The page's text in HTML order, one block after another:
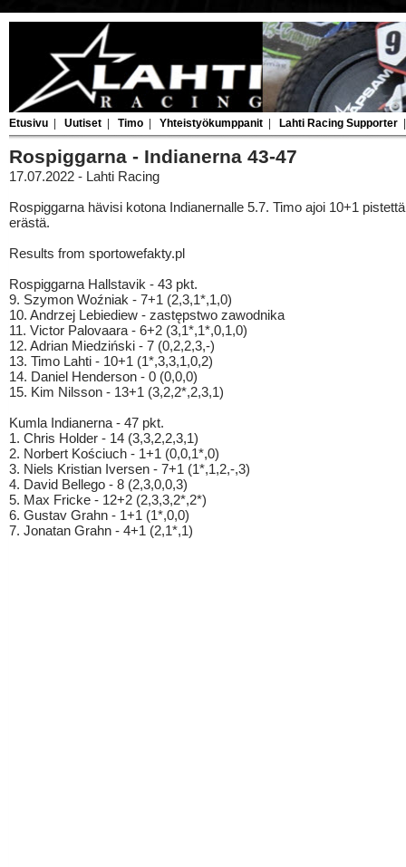
Etusivu Uutiset Timo Yhteistyökumppanit Lahti Racing Supporter
Rospiggarna - Indianerna 43-47
17.07.2022 - Lahti Racing
Rospiggarna hävisi kotona Indianernalle 5.7. Timo ajoi 10+1
erästä.
Results from sportowefakty.pl
Rospiggarna Hallstavik - 43 pkt.
9. Szymon Woźniak - 7+1 (2,3,1*,1,0)
10. Andrzej Lebiediew - zastępstwo zawodnika
11. Victor Palovaara - 6+2 (3,1*,1*,0,1,0)
12. Adrian Miedziński - 7 (0,2,2,3,-)
13. Timo Lahti - 10+1 (1*,3,3,1,0,2)
14. Daniel Henderson - 0 (0,0,0)
15. Kim Nilsson - 13+1 (3,2,2*,2,3,1)
Kumla Indianerna - 47 pkt.
1. Chris Holder - 14 (3,3,2,2,3,1)
2. Norbert Kościuch - 1+1 (0,0,1*,0)
3. Niels Kristian Iversen - 7+1 (1*,1,2,-,3)
4. David Bellego - 8 (2,3,0,0,3)
5. Max Fricke - 12+2 (2,3,3,2*,2*)
6. Gustav Grahn - 1+1 (1*,0,0)
7. Jonatan Grahn - 4+1 (2,1*,1)